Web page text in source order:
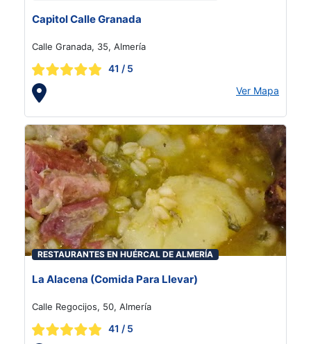
Capitol Calle Granada
Calle Granada, 35, Almería
41 / 5
Ver Mapa
RESTAURANTES EN HUÉRCAL DE ALMERÍA
La Alacena (Comida Para Llevar)
Calle Regocijos, 50, Almería
41 / 5